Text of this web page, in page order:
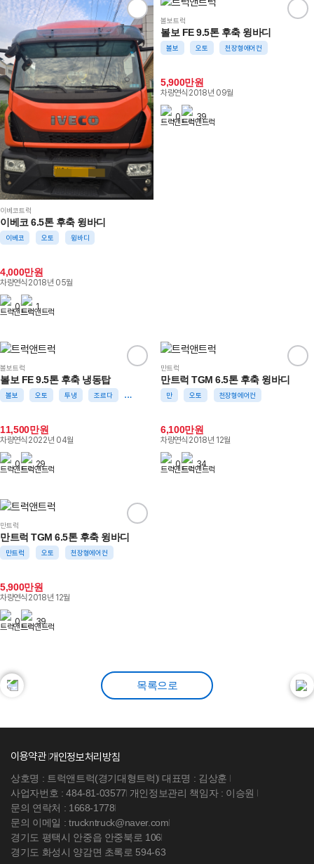
이베코트럭
이베코 6.5톤 후축 윙바디
이베코 오토 윙바디
4,000만원
차량연식 2018년 05월
0 1
볼보트럭
볼보 FE 9.5톤 후축 윙바디
볼보 오토 천장형에어컨
5,900만원
차량연식 2018년 09월
0 39
볼보트럭
볼보 FE 9.5톤 후축 냉동탑
볼보 오토 투냉 조르다 5채널블박 천장형에어컨
11,500만원
차량연식 2022년 04월
0 29
만트럭
만트럭 TGM 6.5톤 후축 윙바디
만 오토 천장형에어컨
6,100만원
차량연식 2018년 12월
0 34
만트럭
만트럭 TGM 6.5톤 후축 윙바디
만트럭 오토 천장형에어컨
5,900만원
차량연식 2018년 12월
0 39
[직거래] 노부스 7.5톤 후축 윙바디
목록으로
이용약관 개인정보처리방침
상호명 : 트럭앤트럭(경기대형트럭) 대표명 : 김상훈
사업자번호 : 484-81-03577 개인정보관리 책임자 : 이승원
문의 연락처 : 1668-1778
문의 이메일 : truckntruck@naver.com
경기도 평택시 안중읍 안중북로 106
경기도 화성시 양감면 초록로 594-63